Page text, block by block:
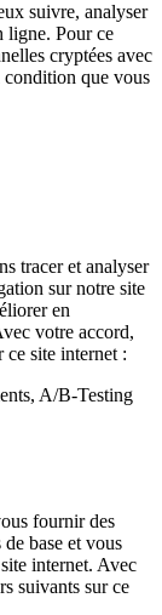
suivre, analyser
ligne. Pour ce
cryptées avec
condition que vous
tracer et analyser
sur notre site
en
votre accord,
ce site internet :
A/B-Testing
fournir des
base et vous
internet. Avec
suivants sur ce